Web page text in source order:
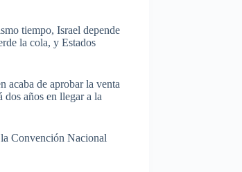
tiempo, Israel depende
la cola, y Estados
acaba de aprobar la venta
años en llegar a la
Convención Nacional